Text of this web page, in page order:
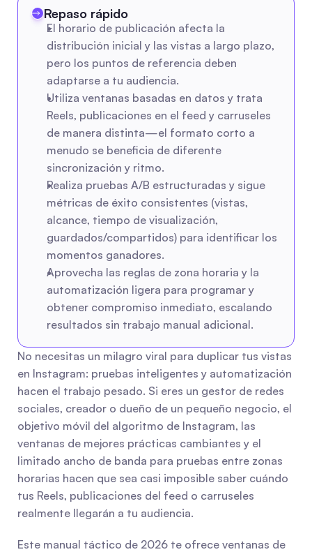
Repaso rápido
El horario de publicación afecta la
distribución inicial y las vistas a largo plazo,
pero los puntos de referencia deben
adaptarse a tu audiencia.
Utiliza ventanas basadas en datos y trata
Reels, publicaciones en el feed y carruseles
de manera distinta—el formato corto a
menudo se beneficia de diferente
sincronización y ritmo.
Realiza pruebas A/B estructuradas y sigue
métricas de éxito consistentes (vistas,
alcance, tiempo de visualización,
guardados/compartidos) para identificar los
momentos ganadores.
Aprovecha las reglas de zona horaria y la
automatización ligera para programar y
obtener compromiso inmediato, escalando
resultados sin trabajo manual adicional.
No necesitas un milagro viral para duplicar tus vistas
en Instagram: pruebas inteligentes y automatización
hacen el trabajo pesado. Si eres un gestor de redes
sociales, creador o dueño de un pequeño negocio, el
objetivo móvil del algoritmo de Instagram, las
ventanas de mejores prácticas cambiantes y el
limitado ancho de banda para pruebas entre zonas
horarias hacen que sea casi imposible saber cuándo
tus Reels, publicaciones del feed o carruseles
realmente llegarán a tu audiencia.
Este manual táctico de 2026 te ofrece ventanas de